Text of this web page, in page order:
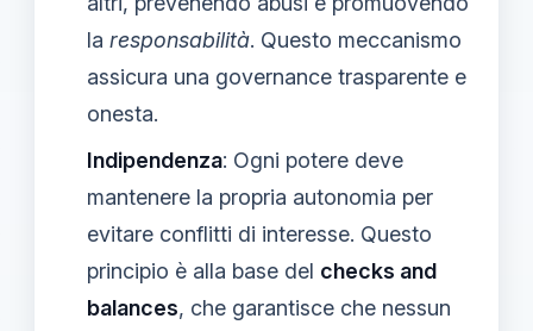
la responsabilità. Questo meccanismo
assicura una governance trasparente e
onesta.
Indipendenza: Ogni potere deve
mantenere la propria autonomia per
evitare conflitti di interesse. Questo
principio è alla base del checks and
balances, che garantisce che nessun